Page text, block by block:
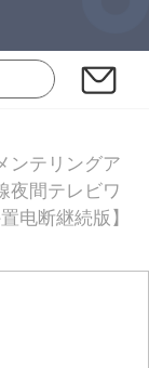
ンテリングア
夜間テレビワ
电断継続版】